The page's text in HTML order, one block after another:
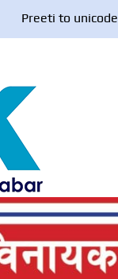
Preeti to unicode